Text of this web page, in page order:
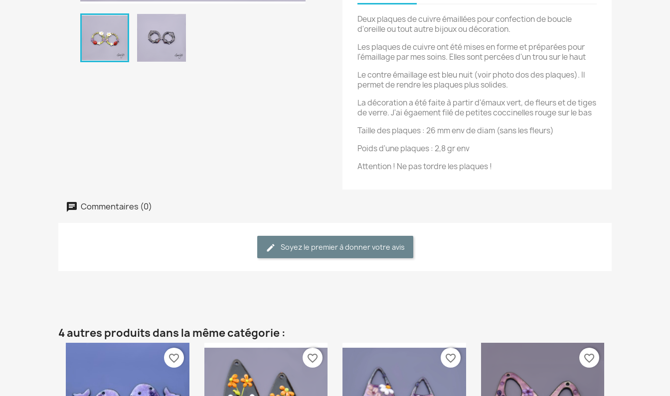
Deux plaques de cuivre émaillées pour confection de boucle
d'oreille ou tout autre bijoux ou décoration.
Les plaques de cuivre ont été mises en forme et préparées pour
l'émaillage par mes soins. Elles sont percées d'un trou sur le haut
Le contre émaillage est bleu nuit (voir photo dos des plaques). Il
permet de rendre les plaques plus solides.
La décoration a été faite à partir d'émaux vert, de fleurs et de tiges
de verre. J'ai égaement filé de petites coccinelles rouge sur le bas
Taille des plaques : 26 mm env de diam (sans les fleurs)
Poids d'une plaques : 2,8 gr env
Attention ! Ne pas tordre les plaques !
Commentaires (0)
Soyez le premier à donner votre avis
4 autres produits dans la même catégorie :
favorite_border favorite_border favorite_border favorite_border